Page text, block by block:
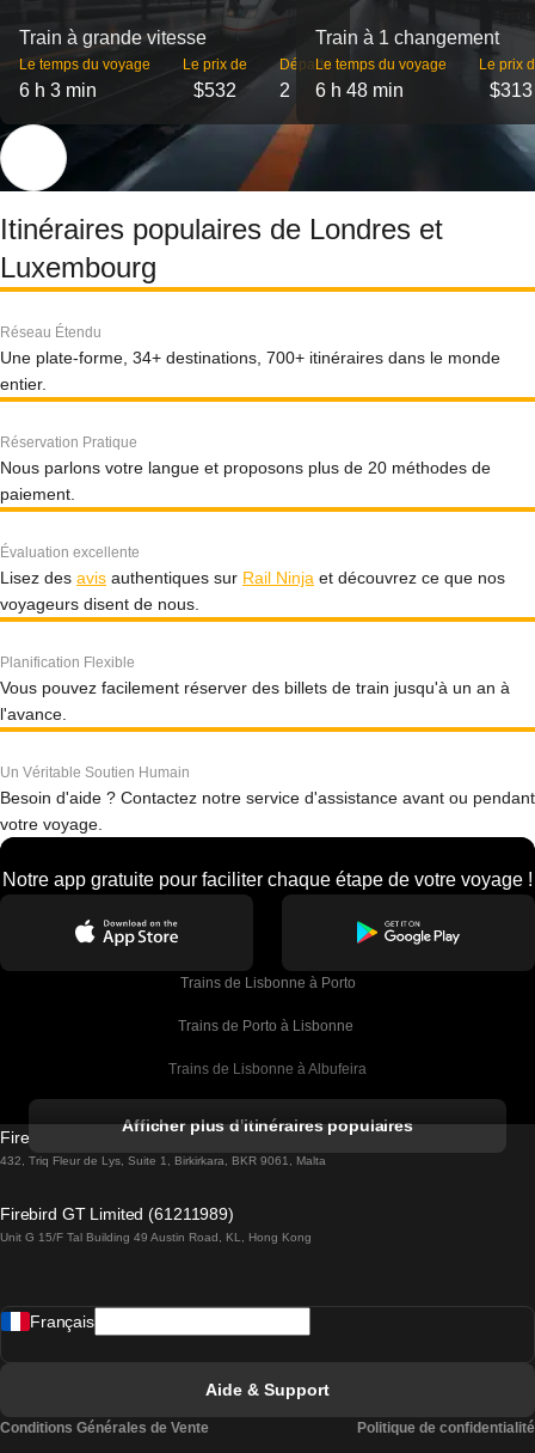
Train à grande vitesse
Le temps du voyage
6 h 3 min
Le prix de
$532
Départs
2
Train à 1 changement
Le temps du voyage
6 h 48 min
Le prix
$313
Itinéraires populaires de Londres et
Luxembourg
Réseau Étendu
Une plate-forme, 34+ destinations, 700+ itinéraires dans le monde
entier.
Réservation Pratique
Nous parlons votre langue et proposons plus de 20 méthodes de
paiement.
Évaluation excellente
Lisez des avis authentiques sur Rail Ninja et découvrez ce que nos
voyageurs disent de nous.
Planification Flexible
Vous pouvez facilement réserver des billets de train jusqu'à un an à
l'avance.
Un Véritable Soutien Humain
Besoin d'aide ? Contactez notre service d'assistance avant ou pendant
votre voyage.
Notre app gratuite pour faciliter chaque étape de votre voyage !
Trains de Lisbonne à Porto
Trains de Porto à Lisbonne
Trains de Lisbonne à Albufeira
Trains de Lisbonne à Lagos
Trains de Lisbonne à Madrid
Afficher plus d'itinéraires populaires
Firebird GT Limited (OC 1451)
432, Triq Fleur de Lys, Suite 1, Birkirkara, BKR 9061, Malta
Firebird GT Limited (61211989)
Unit G 15/F Tal Building 49 Austin Road, KL, Hong Kong
Français
Aide & Support
Conditions Générales de Vente Politique de confidentialité